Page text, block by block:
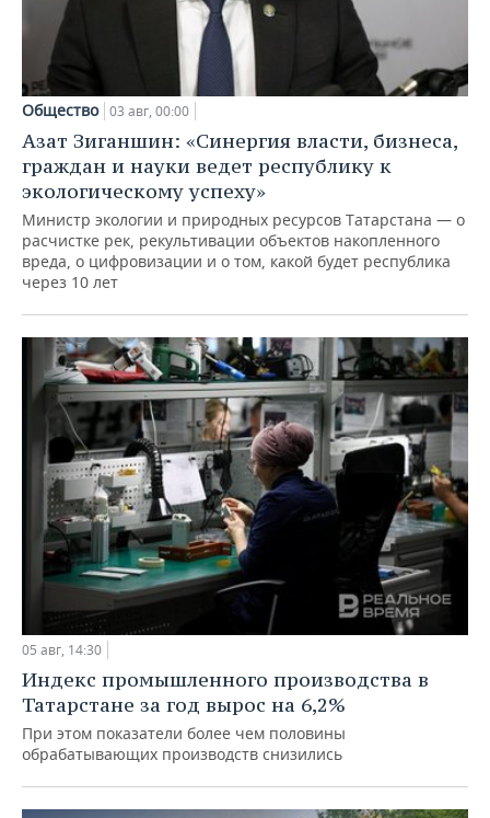
Общество 03 авг, 00:00
Азат Зиганшин: «Синергия власти, бизнеса,
граждан и науки ведет республику к
экологическому успеху»
Министр экологии и природных ресурсов Татарстана — о
расчистке рек, рекультивации объектов накопленного
вреда, о цифровизации и о том, какой будет республика
через 10 лет
05 авг, 14:30
Индекс промышленного производства в
Татарстане за год вырос на 6,2%
При этом показатели более чем половины
обрабатывающих производств снизились